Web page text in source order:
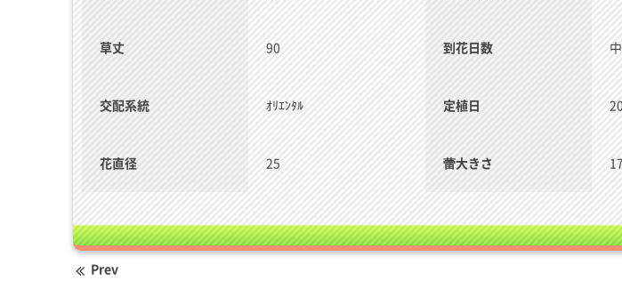
草丈 90 到花日数
交配系統 ｵﾘｴﾝﾀﾙ 定植日
花直径 25 蕾大きさ 17
Prev